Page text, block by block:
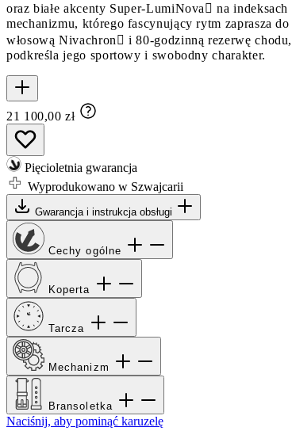
oraz białe akcenty Super-LumiNova na
mechanizmu, którego fascynujący rytm zaprasza
włosową Nivachron i 80-godzinną rezerwę
podkreśla jego sportowy i swobodny charakter.
21 100,00 zł
Pięcioletnia gwarancja
Wyprodukowano w Szwajcarii
Gwarancja i instrukcja obsługi
Cechy ogólne
Koperta
Tarcza
Mechanizm
Bransoletka
Naciśnij, aby pominąć karuzelę